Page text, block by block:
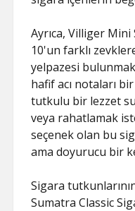
Ayrıca, Villiger
10'un farklı
yelpazesi
hafif acı notaları
tutkulu bir lezzet
veya rahatlamak
seçenek olan bu
ama doyurucu bir
Sigara
Sumatra Classic